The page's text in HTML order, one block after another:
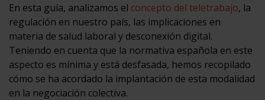
En esta guía, analizamos el concepto del teletrabajo, la
regulación en nuestro país, las implicaciones en
materia de salud laboral y desconexión digital.
Teniendo en cuenta que la normativa española en este
aspecto es mínima y está desfasada, hemos recopilado
cómo se ha acordado la implantación de esta modalidad
en la negociación colectiva.